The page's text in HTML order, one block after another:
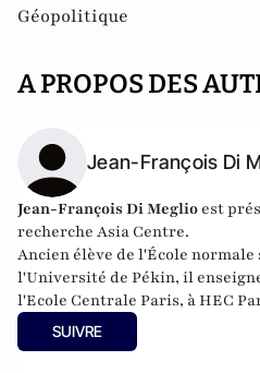
Géopolitique
A PROPOS DES
Jean-François Di
Jean-François Di Meglio est
recherche Asia Centre.
Ancien élève de l'École
l'Université de Pékin, il
l'Ecole Centrale Paris, à HEC
Paris Tech et à Lille I
SUIVRE